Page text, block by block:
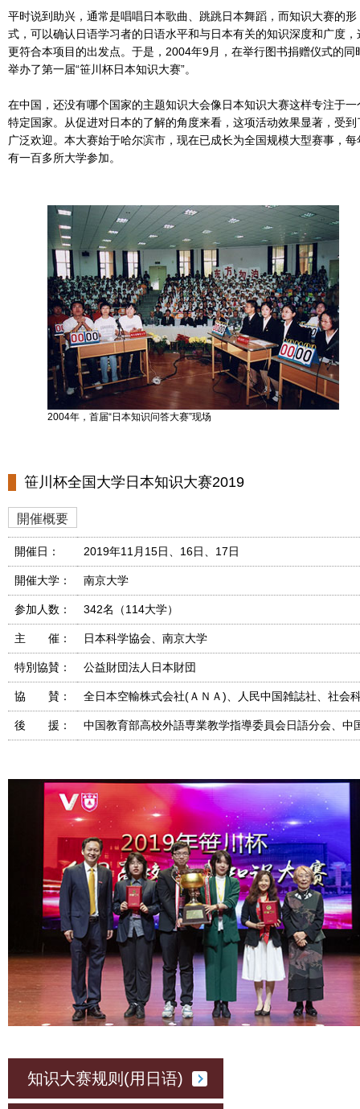
平时说到助兴，通常是唱唱日本歌曲、跳跳日本舞蹈，而知识大赛的形
式，可以确认日语学习者的日语水平和与日本有关的知识深度和广度，
更符合本项目的出发点。于是，2004年9月，在举行图书捐赠仪式的同
举办了第一届“笹川杯日本知识大赛”。
在中国，还没有哪个国家的主题知识大会像日本知识大赛这样专注于一
特定国家。从促进对日本的了解的角度来看，这项活动效果显著，受到
广泛欢迎。本大赛始于哈尔滨市，现在已成长为全国规模大型赛事，每
有一百多所大学参加。
2004年，首届“日本知识问答大赛”现场
笹川杯全国大学日本知识大赛2019
開催概要
開催日： 2019年11月15日、16日、17日
開催大学： 南京大学
参加人数： 342名（114大学）
主 催： 日本科学協会、南京大学
特別協賛： 公益財団法人日本財団
協 賛： 全日本空輸株式会社(ＡＮＡ)、人民中国雑誌社、社会
後 援： 中国教育部高校外語専業教学指導委員会日語分会、
知识大赛规则(用日语)